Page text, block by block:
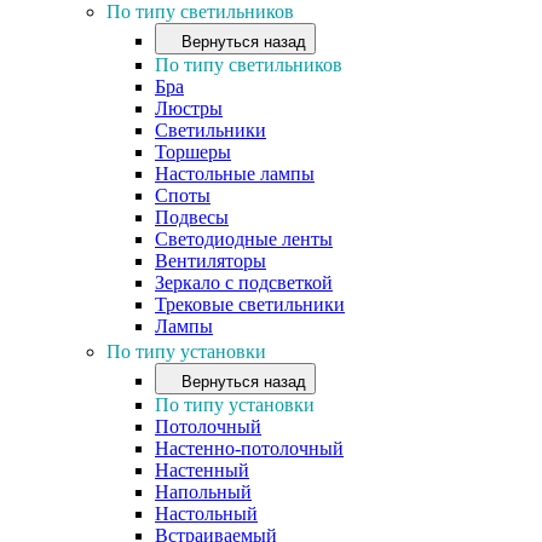
По типу светильников
Вернуться назад
По типу светильников
Бра
Люстры
Светильники
Торшеры
Настольные лампы
Споты
Подвесы
Светодиодные ленты
Вентиляторы
Зеркало с подсветкой
Трековые светильники
Лампы
По типу установки
Вернуться назад
По типу установки
Потолочный
Настенно-потолочный
Настенный
Напольный
Настольный
Встраиваемый